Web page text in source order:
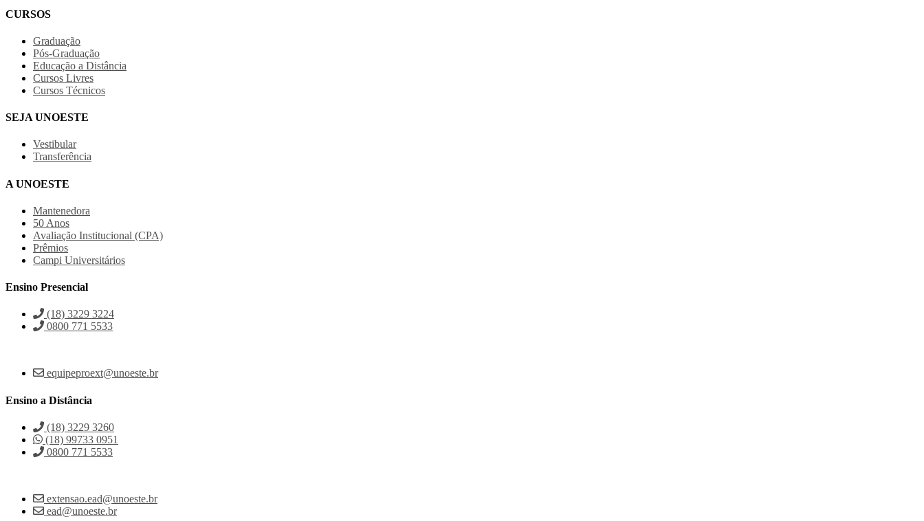
CURSOS
Graduação
Pós-Graduação
Educação a Distância
Cursos Livres
Cursos Técnicos
SEJA UNOESTE
Vestibular
Transferência
A UNOESTE
Mantenedora
50 Anos
Avaliação Institucional (CPA)
Prêmios
Campi Universitários
Ensino Presencial
(18) 3229 3224
0800 771 5533
equipeproext@unoeste.br
Ensino a Distância
(18) 3229 3260
(18) 99733 0951
0800 771 5533
extensao.ead@unoeste.br
ead@unoeste.br